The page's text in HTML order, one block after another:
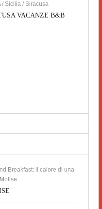
/ Sicilia / Siracusa
VACANZE B&B
Breakfast: il calore di una